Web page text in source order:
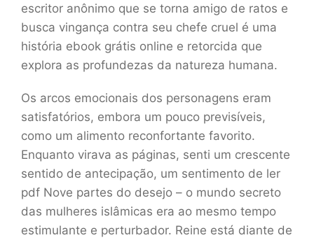
escritor anônimo que se torna amigo de ratos e
busca vingança contra seu chefe cruel é uma
história ebook grátis online e retorcida que
explora as profundezas da natureza humana.
Os arcos emocionais dos personagens eram
satisfatórios, embora um pouco previsíveis,
como um alimento reconfortante favorito.
Enquanto virava as páginas, senti um crescente
sentido de antecipação, um sentimento de ler
pdf Nove partes do desejo – o mundo secreto
das mulheres islâmicas era ao mesmo tempo
estimulante e perturbador. Reine está diante de